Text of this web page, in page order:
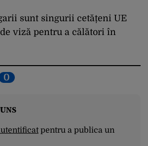
sunt singurii cetățeni UE
viză pentru a călători în
0
pentru a publica un